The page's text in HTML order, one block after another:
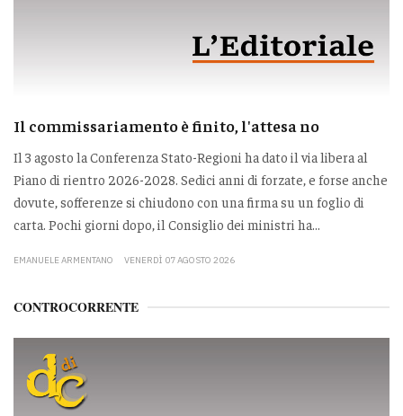
Il commissariamento è finito, l'attesa no
Il 3 agosto la Conferenza Stato-Regioni ha dato il via libera al
Piano di rientro 2026-2028. Sedici anni di forzate, e forse anche
dovute, sofferenze si chiudono con una firma su un foglio di
carta. Pochi giorni dopo, il Consiglio dei ministri ha...
EMANUELE ARMENTANO VENERDÌ 07 AGOSTO 2026
CONTROCORRENTE